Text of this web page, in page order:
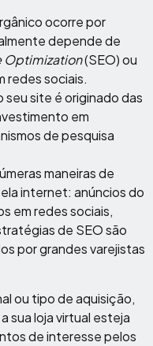
ocorre por
depende de
Optimization(SEO) ou
redes sociais.
site é originado das
em
de pesquisa
maneiras de
internet: anúncios do
em redes sociais,
de SEO são
por grandes varejistas
ou tipo de aquisição,
sua loja virtual esteja
de interesse pelos